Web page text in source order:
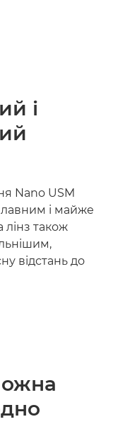
і
Nano USM
і майже
також
відстань до